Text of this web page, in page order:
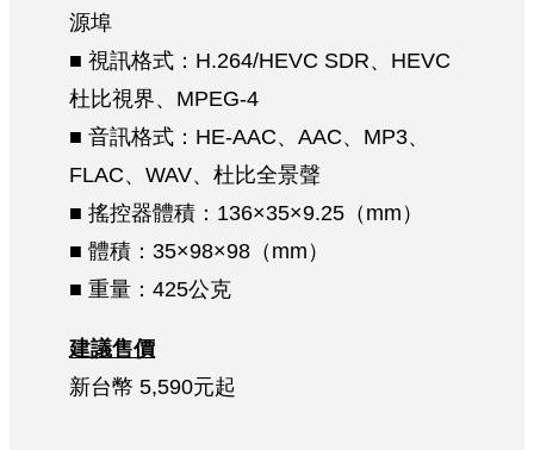
源埠
■ 視訊格式：H.264/HEVC SDR、HEVC
杜比視界、MPEG-4
■ 音訊格式：HE-AAC、AAC、MP3、
FLAC、WAV、杜比全景聲
■ 搖控器體積：136×35×9.25（mm）
■ 體積：35×98×98（mm）
■ 重量：425公克
建議售價
新台幣 5,590元起